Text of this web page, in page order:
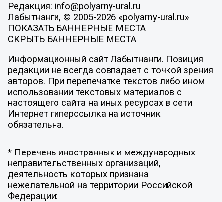
Редакция: info@polyarny-ural.ru
Лабытнанги, © 2005-2026 «polyarny-ural.ru»
ПОКАЗАТЬ БАННЕРНЫЕ МЕСТА
СКРЫТЬ БАННЕРНЫЕ МЕСТА
Информационный сайт Лабытнанги. Позиция
редакции не всегда совпадает с точкой зрения
авторов. При перепечатке текстов либо ином
использовании текстовых материалов с
настоящего сайта на иных ресурсах в сети
Интернет гиперссылка на источник
обязательна.
* Перечень иностранных и международных
неправительственных организаций,
деятельность которых признана
нежелательной на территории Российской
Федерации: